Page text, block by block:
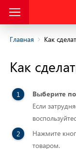
Защитная
Защитная
Индивидуальной
Главная Как
Как
Выберите
Если
Нажмите
товаром.